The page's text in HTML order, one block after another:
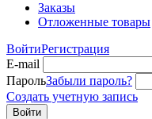
Заказы
Отложенные товары
ВойтиРегистрация
E-mail
ПарольЗабыли пароль?
Создать учетную запись
Войти